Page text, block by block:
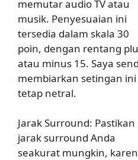
memutar audio TV atau
musik. Penyesuaian ini
tersedia dalam skala 30
poin, dengan rentang
atau minus 15. Saya
membiarkan setingan ini
tetap netral.
Jarak Surround: Pastikan
jarak surround Anda
seakurat mungkin,